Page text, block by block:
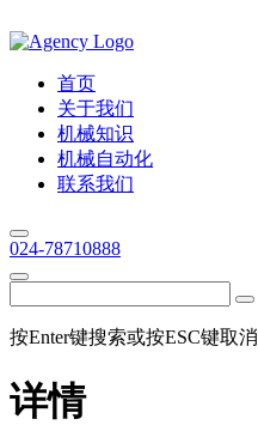
首页
关于我们
机械知识
机械自动化
联系我们
024-78710888
按Enter键搜索或按ESC键取消
详情